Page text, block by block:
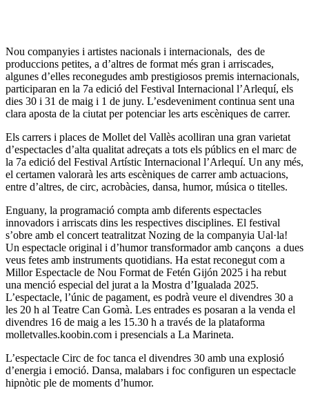
Nou companyies i artistes nacionals i internacionals, des de
produccions petites, a d’altres de format més gran i arriscades,
algunes d’elles reconegudes amb prestigiosos premis internacionals,
participaran en la 7a edició del Festival Internacional l’Arlequí, els
dies 30 i 31 de maig i 1 de juny. L’esdeveniment continua sent una
clara aposta de la ciutat per potenciar les arts escèniques de carrer.
Els carrers i places de Mollet del Vallès acolliran una gran varietat
d’espectacles d’alta qualitat adreçats a tots els públics en el marc de
la 7a edició del Festival Artístic Internacional l’Arlequí. Un any més,
el certamen valorarà les arts escèniques de carrer amb actuacions,
entre d’altres, de circ, acrobàcies, dansa, humor, música o titelles.
Enguany, la programació compta amb diferents espectacles
innovadors i arriscats dins les respectives disciplines. El festival
s’obre amb el concert teatralitzat Nozing de la companyia Ual·la!
Un espectacle original i d’humor transformador amb cançons a dues
veus fetes amb instruments quotidians. Ha estat reconegut com a
Millor Espectacle de Nou Format de Fetén Gijón 2025 i ha rebut
una menció especial del jurat a la Mostra d’Igualada 2025.
L’espectacle, l’únic de pagament, es podrà veure el divendres 30 a
les 20 h al Teatre Can Gomà. Les entrades es posaran a la venda el
divendres 16 de maig a les 15.30 h a través de la plataforma
molletvalles.koobin.com i presencials a La Marineta.
L’espectacle Circ de foc tanca el divendres 30 amb una explosió
d’energia i emoció. Dansa, malabars i foc configuren un espectacle
hipnòtic ple de moments d’humor.